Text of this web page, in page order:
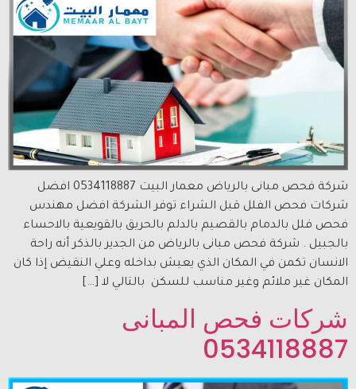
شركة فحص مبانى بالرياض معمار البيت 0534118887 افضل
شركات فحص الفلل قبل الشراء توفر الشركة افضل مهندس
فحص فلل بالدمام بالقصيم بالدلم بالحريق بالقويعية بالاحساء
بالجبيل . شركة فحص مبانى بالرياض من الجدير بالذكر أنه راحة
الانسان تكمن في المكان الذي يعيش بداخله وعلي النقيض إذا كان
المكان غير ملائم وغير مناسب للسكن بالتالي لا […]
شركات فحص المبانى
0534118887